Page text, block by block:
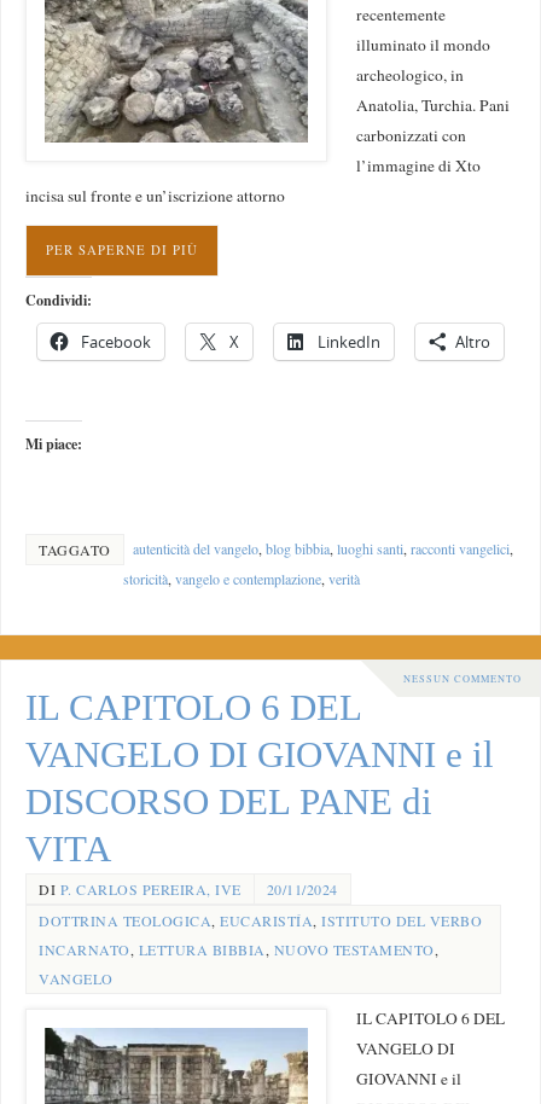
recentemente
illuminato il mondo
archeologico, in
Anatolia, Turchia. Pani
carbonizzati con
l’immagine di Xto
incisa sul fronte e un’iscrizione attorno
PER SAPERNE DI PIÙ
Condividi:
Facebook X LinkedIn Altro
Mi piace:
TAGGATO autenticità del vangelo,blog bibbia,luoghi santi,racconti vangelici,
storicità,vangelo e contemplazione,verità
NESSUN COMMENTO
IL CAPITOLO 6 DEL
VANGELO DI GIOVANNI e il
DISCORSO DEL PANE di
VITA
DI P. CARLOS PEREIRA, IVE
20/11/2024
DOTTRINA TEOLOGICA,EUCARISTÍA,ISTITUTO DEL VERBO
INCARNATO, LETTURA BIBBIA, NUOVO TESTAMENTO,
VANGELO
IL CAPITOLO 6 DEL
VANGELO DI
GIOVANNI e il